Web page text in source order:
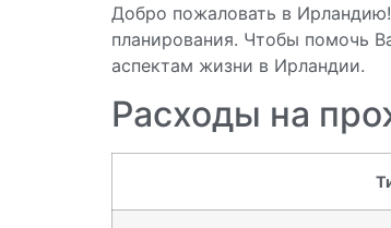
Добро пожаловать в
планирования. Чтобы помочь
аспектам жизни в Ирландии.
Расходы на